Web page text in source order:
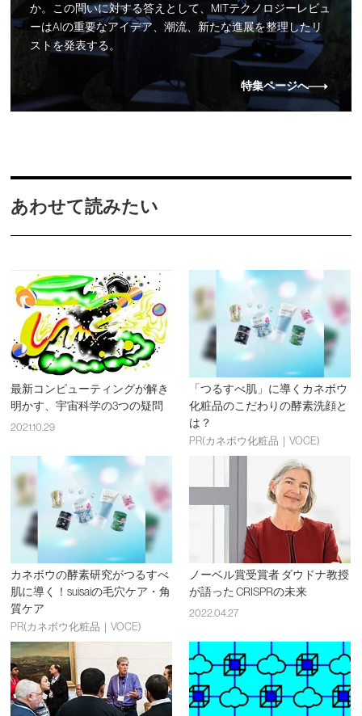
か。この問いに対する答えとして、MITテクノロジーレビュ
ーはAIの重要なアイデア、潮流、新たな進展を整理したリ
ストを発表する。
特集ページへ
あわせて読みたい
最新コンピューティングが解き
明かす、宇宙科学の3つの疑問
2021.10.29
「つるすべ肌」に導くカネボウ
化粧品のこだわりの酵素洗顔と
は？
PR(カネボウ化粧品｜VOCE)
カネボウの酵素研究がつるすべ
肌に導く！suisaiの毛穴ケア・角
質ケア
PR(カネボウ化粧品｜VOCE)
ノーベル賞受賞者 ダウドナ教授
が語った CRISPRの未来
2022.04.27